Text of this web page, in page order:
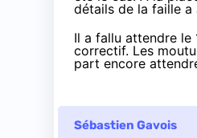
détails de la faille a
Il a fallu attendre le
correctif. Les
part encore
Sébastien Gavois